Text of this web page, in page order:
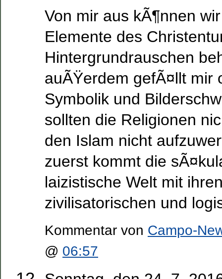
Von mir aus kÃ¶nnen
Elemente des
Hintergrundrauschen
auÃŸerdem gefÃ¤llt mir
Symbolik und
sollten die Religionen
den Islam nicht
zuerst kommt die
laizistische Welt mit
zivilisatorischen und
Kommentar von Campo-
@ 06:57